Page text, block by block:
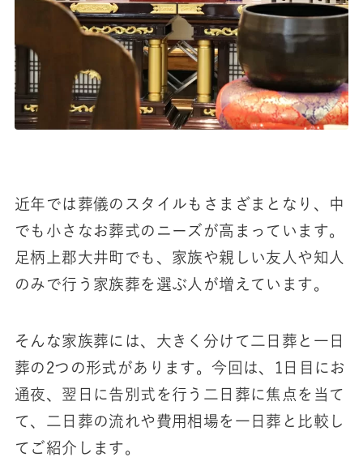
近年では葬儀のスタイルもさまざまとなり、中
でも小さなお葬式のニーズが高まっています。
足柄上郡大井町でも、家族や親しい友人や知人
のみで行う家族葬を選ぶ人が増えています。
そんな家族葬には、大きく分けて二日葬と一日
葬の2つの形式があります。今回は、1日目にお
通夜、翌日に告別式を行う二日葬に焦点を当て
て、二日葬の流れや費用相場を一日葬と比較し
てご紹介します。